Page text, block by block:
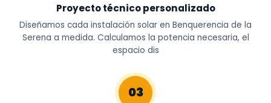
Proyecto técnico personalizado
Diseñamos cada instalación solar en Benquerencia de la
Serena a medida. Calculamos la potencia necesaria, el
espacio dis
03